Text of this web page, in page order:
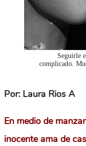
Seguirle
complicado.
Por: Laura Rios A
En medio de
inocente ama de